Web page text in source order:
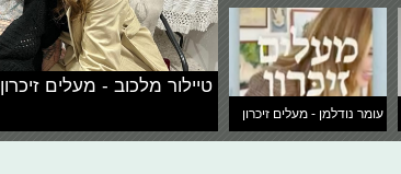
עומר נודלמן - מעלים זיכרון
טיילור מלכוב - מעלים זיכרון